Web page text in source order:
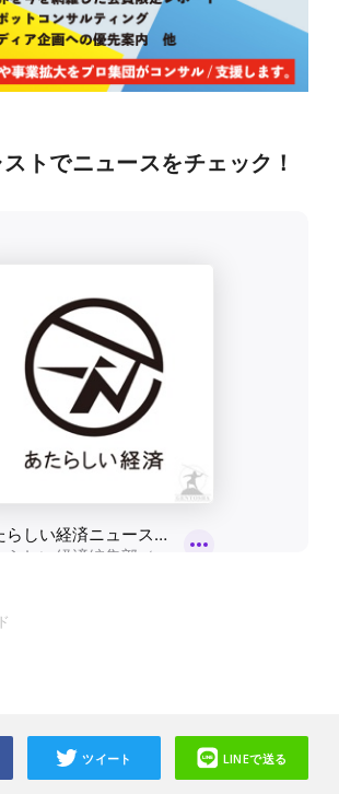
トでニュースをチェック！
ツイート LINEで送る